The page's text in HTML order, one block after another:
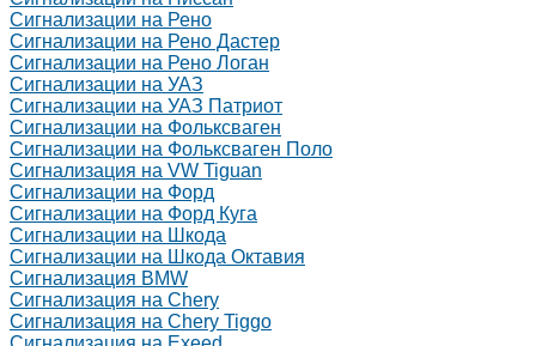
Сигнализации на Рено
Сигнализации на Рено Дастер
Сигнализации на Рено Логан
Сигнализации на УАЗ
Сигнализации на УАЗ Патриот
Сигнализации на Фольксваген
Сигнализации на Фольксваген Поло
Сигнализация на VW Tiguan
Сигнализации на Форд
Сигнализации на Форд Куга
Сигнализации на Шкода
Сигнализации на Шкода Октавия
Сигнализация BMW
Сигнализация на Chery
Сигнализация на Chery Tiggo